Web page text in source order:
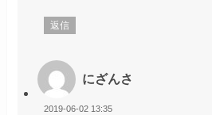
返信
にざんさ
2019-06-02 13:35